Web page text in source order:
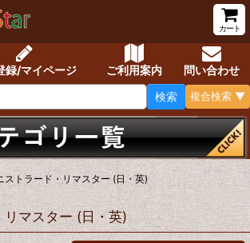
カート
録/マイページ ご利用案内
問い合わせ
検索
複合検索 ▼
ストラード・リマスター (日・英)
マスター (日・英)